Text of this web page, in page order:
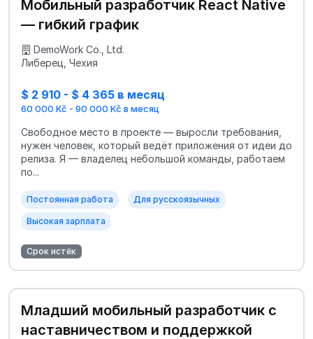
Мобильный разработчик React Native
— гибкий график
DemoWork Co., Ltd.
Либерец, Чехия
$ 2 910 - $ 4 365 в месяц
60 000 Kč - 90 000 Kč в месяц
Свободное место в проекте — выросли требования,
нужен человек, который ведёт приложения от идеи до
релиза. Я — владелец небольшой команды, работаем
по...
Постоянная работа Для русскоязычных
Высокая зарплата
Срок истёк
Младший мобильный разработчик с
наставничеством и поддержкой